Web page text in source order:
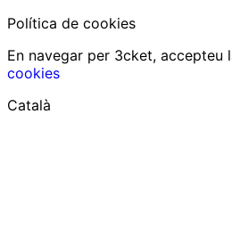
Política de cookies
En navegar per 3cket, accepteu
cookies
Català